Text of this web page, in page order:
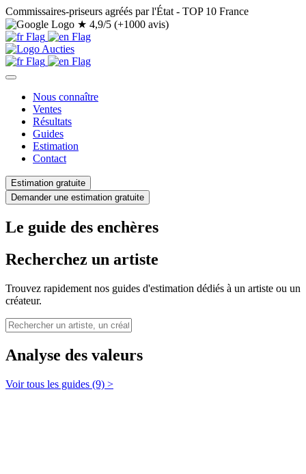
Commissaires-priseurs agréés par l'État - TOP 10 France
★ 4,9/5 (+1000 avis)
Nous connaître
Ventes
Résultats
Guides
Estimation
Contact
Estimation gratuite
Demander une estimation gratuite
Le guide des enchères
Recherchez un artiste
Trouvez rapidement nos guides d'estimation dédiés à un artiste ou un
créateur.
Analyse des valeurs
Voir tous les guides (9) >